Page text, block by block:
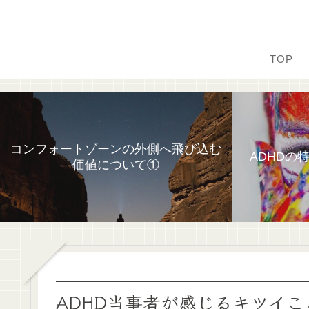
TOP
コンフォートゾーンの外側へ飛び込む
価値について①
ADHDの
ADHD当事者が感じるキツイ